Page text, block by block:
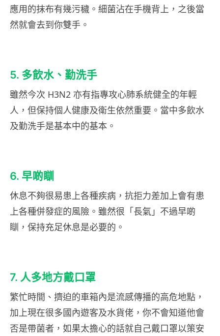
應用的抹布有幾污穢。細菌沾在手機背上，之後當
然就會去到你雙手。
5. 多飲水、勤洗手
雖然今次 H3N2 亦有指專攻心肺系統健全的年輕
人，但保持個人健康及衛生依然重要。當中多飲水
及勤洗手是基本中的基本。
6. 早啲瞓
休息不夠很易患上各種疾病，抗拒力差加上會有患
上各種併發症的風險。雖然很「長氣」不過早啲
瞓，保持充足休息是必要的。
7. 人多地方戴口罩
繁忙時間、擠迫的車箱內是流感傳播的高危地點，
加上現在很多國內遊客及水貨佬，你不會知道他會
否是帶菌者，如果太擔心的話就自己戴口罩以策安